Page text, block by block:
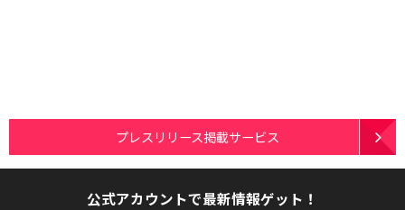
プレスリリース掲載サービス
公式アカウントで最新情報ゲット！